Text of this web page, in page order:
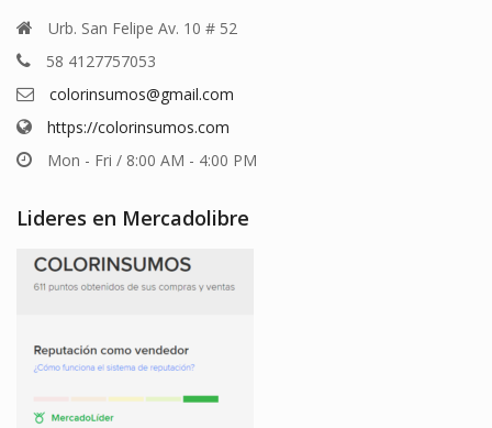
Urb. San Felipe Av. 10 # 52
58 4127757053
colorinsumos@gmail.com
https://colorinsumos.com
Mon - Fri / 8:00 AM - 4:00 PM
Lideres en Mercadolibre